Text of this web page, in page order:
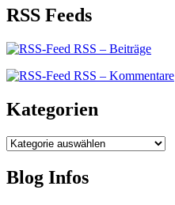
RSS Feeds
RSS – Beiträge
RSS – Kommentare
Kategorien
Kategorien
Blog Infos